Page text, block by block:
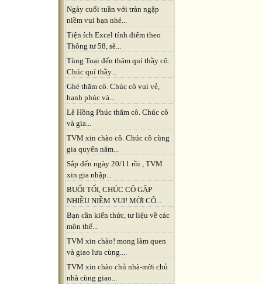
Ngày cuối tuần với tràn ngập
niềm vui bạn nhé...
Tiện ích Excel tính điểm theo
Thông tư 58, sẽ...
Tùng Toại đến thăm quí thầy cô.
Chúc quí thầy...
Ghé thăm cô. Chúc cô vui vẻ,
hạnh phúc và...
Lê Hồng Phúc thăm cô. Chúc cô
và gia...
TVM xin chào cô. Chúc cô cùng
gia quyến năm...
Sắp đến ngày 20/11 rồi , TVM
xin gia nhập...
BUỔI TỐI, CHÚC CÔ GẶP
NHIỀU NIỀM VUI! MỜI CÔ...
Bạn cần kiến thức, tư liệu về các
môn thể...
TVM xin chào! mong làm quen
và giao lưu cùng....
TVM xin chào chủ nhà-mời chủ
nhà cùng giao...